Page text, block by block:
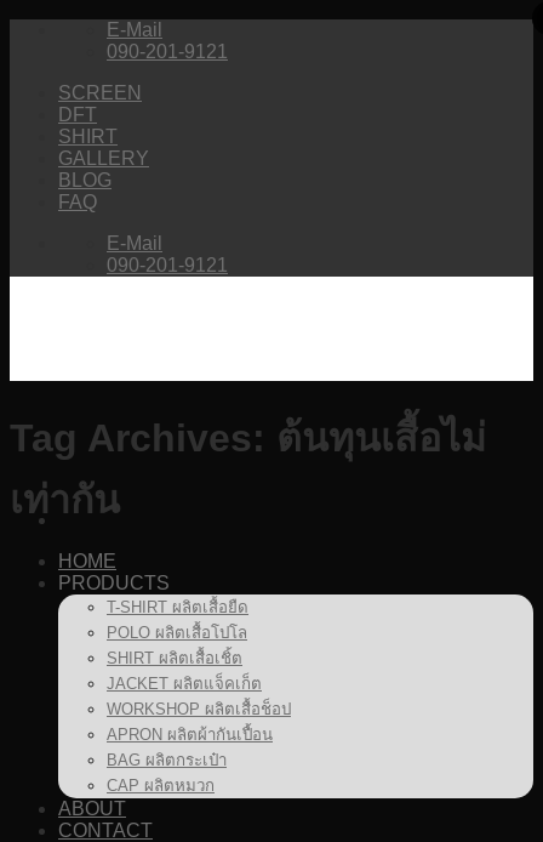
E-Mail
090-201-9121
SCREEN
DFT
SHIRT
GALLERY
BLOG
FAQ
E-Mail
090-201-9121
HOME
PRODUCTS
T-SHIRT ผลิตเสื้อยืด
POLO ผลิตเสื้อโปโล
SHIRT ผลิตเสื้อเชิ้ต
JACKET ผลิตแจ็คเก็ต
WORKSHOP ผลิตเสื้อช็อป
APRON ผลิตผ้ากันเปื้อน
BAG ผลิตกระเป๋า
CAP ผลิตหมวก
ABOUT
CONTACT
Tag Archives: ต้นทุนเสื้อไม่
เท่ากัน